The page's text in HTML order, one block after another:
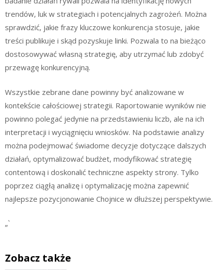
trendów, luk w strategiach i potencjalnych zagrożeń. Można
sprawdzić, jakie frazy kluczowe konkurencja stosuje, jakie
treści publikuje i skąd pozyskuje linki. Pozwala to na bieżąco
dostosowywać własną strategię, aby utrzymać lub zdobyć
przewagę konkurencyjną.
Wszystkie zebrane dane powinny być analizowane w
kontekście całościowej strategii. Raportowanie wyników nie
powinno polegać jedynie na przedstawieniu liczb, ale na ich
interpretacji i wyciągnięciu wniosków. Na podstawie analizy
można podejmować świadome decyzje dotyczące dalszych
działań, optymalizować budżet, modyfikować strategię
contentową i doskonalić techniczne aspekty strony. Tylko
poprzez ciągłą analizę i optymalizację można zapewnić
najlepsze pozycjonowanie Chojnice w dłuższej perspektywie.
„`
Zobacz także